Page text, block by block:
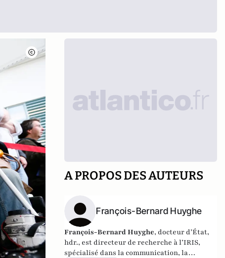
A PROPOS DES AUTEURS
François-Bernard Huyghe
François-Bernard Huyghe, docteur d’État,
hdr., est directeur de recherche à l’IRIS,
spécialisé dans la communication, la